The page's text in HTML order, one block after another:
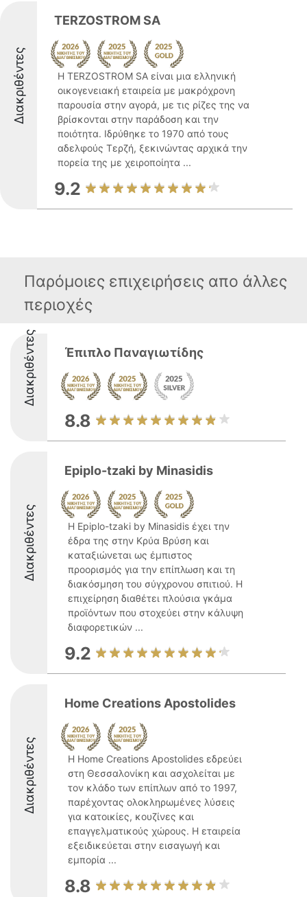
Διακριθέντες
TERZOSTROM SA
Η TERZOSTROM SA είναι μια ελληνική
οικογενειακή εταιρεία με μακρόχρονη
παρουσία στην αγορά, με τις ρίζες της να
βρίσκονται στην παράδοση και την
ποιότητα. Ιδρύθηκε το 1970 από τους
αδελφούς Τερζή, ξεκινώντας αρχικά την
πορεία της με χειροποίητα ...
9.2
Παρόμοιες επιχειρήσεις απο άλλες
περιοχές
Διακριθέντες Έπιπλο Παναγιωτίδης
8.8
Διακριθέντες
Epiplo-tzaki by Minasidis
Η Epiplo-tzaki by Minasidis έχει την
έδρα της στην Κρύα Βρύση και
καταξιώνεται ως έμπιστος
προορισμός για την επίπλωση και τη
διακόσμηση του σύγχρονου σπιτιού. Η
επιχείρηση διαθέτει πλούσια γκάμα
προϊόντων που στοχεύει στην κάλυψη
διαφορετικών ...
9.2
Διακριθέντες
Home Creations Apostolides
Η Home Creations Apostolides εδρεύει
στη Θεσσαλονίκη και ασχολείται με
τον κλάδο των επίπλων από το 1997,
παρέχοντας ολοκληρωμένες λύσεις
για κατοικίες, κουζίνες και
επαγγελματικούς χώρους. Η εταιρεία
εξειδικεύεται στην εισαγωγή και
εμπορία ...
8.8